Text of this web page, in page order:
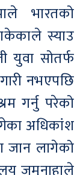
भारतको
स्याउ
युवा सोतर्फ
नभएपछि
गर्नु परेको
अधिकांश
जान लागेको